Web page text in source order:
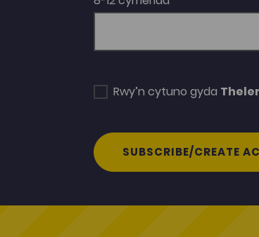
Rwy’n cytuno gyda
SUBSCRIBE/CREATE